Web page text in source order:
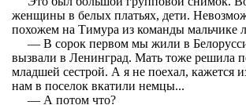
женщины в белых платьях, дети.
похожем на Тимура из команды мальчике
— В сорок первом мы жили в
вызвали в Ленинград. Мать тоже решила
младшей сестрой. А я не поехал, кажется
нам в поселок вкатили немцы...
— А потом что?